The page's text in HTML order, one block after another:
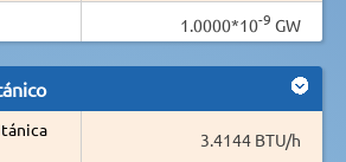
1.0000*10-9 GW
3.4144 BTU/h